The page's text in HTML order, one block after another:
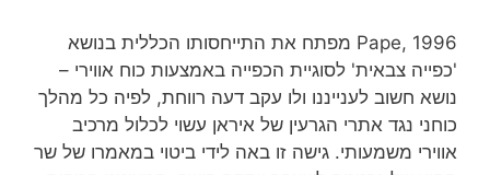
Pape, 1996 מפתח את התייחסותו הכללית בנושא
'כפייה צבאית' לסוגיית הכפייה באמצעות כוח אווירי –
נושא חשוב לענייננו ולו עקב דעה רווחת, לפיה כל מהלך
כוחני נגד אתרי הגרעין של איראן עשוי לכלול מרכיב
אווירי משמעותי. גישה זו באה לידי ביטוי במאמרו של שר